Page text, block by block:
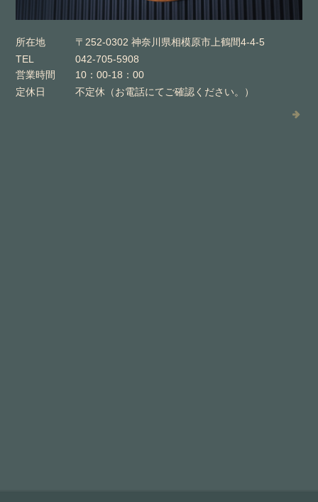
所在地
〒252-0302 神奈川県相模原市上鶴間4-4-5
TEL
042-705-5908
営業時間
10：00-18：00
定休日
不定休（お電話にてご確認ください。）